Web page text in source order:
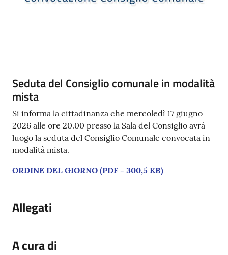
Contenuto
Seduta del Consiglio comunale in modalità
mista
Si informa la cittadinanza che mercoledì 17 giugno
2026 alle ore 20.00 presso la Sala del Consiglio avrà
luogo la seduta del Consiglio Comunale convocata in
modalità mista.
ORDINE DEL GIORNO (PDF - 300,5 KB)
Allegati
A cura di